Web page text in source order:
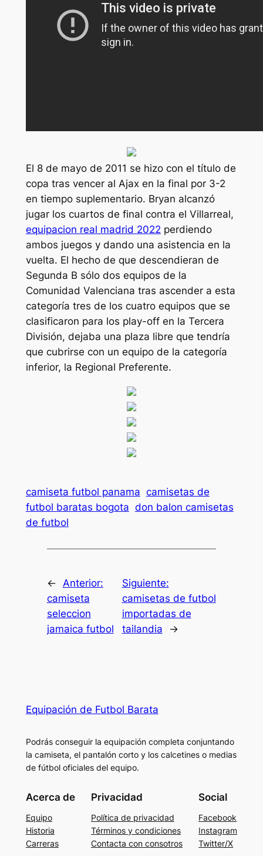
El 8 de mayo de 2011 se hizo con el título de
copa tras vencer al Ajax en la final por 3-2
en tiempo suplementario. Bryan alcanzó
jugar los cuartos de final contra el Villarreal,
equipacion real madrid 2022 perdiendo
ambos juegos y dando una asistencia en la
vuelta. El hecho de que descendieran de
Segunda B sólo dos equipos de la
Comunidad Valenciana tras ascender a esta
categoría tres de los cuatro equipos que se
clasificaron para los play-off en la Tercera
División, dejaba una plaza libre que tendría
que cubrirse con un equipo de la categoría
inferior, la Regional Preferente.
camiseta futbol panama camisetas de
futbol baratas bogota don balon camisetas
de futbol
← Anterior:
camiseta
seleccion
jamaica futbol
Siguiente:
camisetas de futbol
importadas de
tailandia
→
Equipación de Futbol Barata
Podrás conseguir la equipación completa conjuntando
la camiseta, el pantalón corto y los calcetines o medias
de fútbol oficiales del equipo.
Acerca de
Equipo
Historia
Carreras
Privacidad
Política de privacidad
Términos y condiciones
Contacta con consotros
Social
Facebook
Instagram
Twitter/X